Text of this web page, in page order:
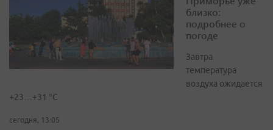
близко:
подробнее о
погоде
Завтра
температура
воздуха ожидается
+23…+31 °C
сегодня, 13:05